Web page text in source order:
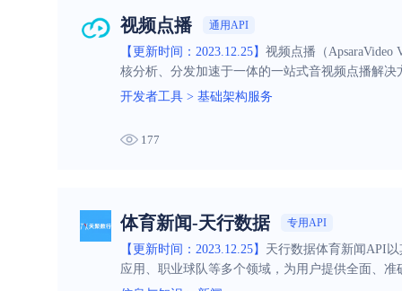
视频点播 通用API
【更新时间：2023.12.25】 视频点播（
核分析、分发加速于一体的一站式音视频点播解决
开发者工具 > 基础架构服务
177
体育新闻-天行数据 专用API
【更新时间：2023.12.25】 天行数据体育新闻API
应用、职业球队等多个领域，为用户提供全面、